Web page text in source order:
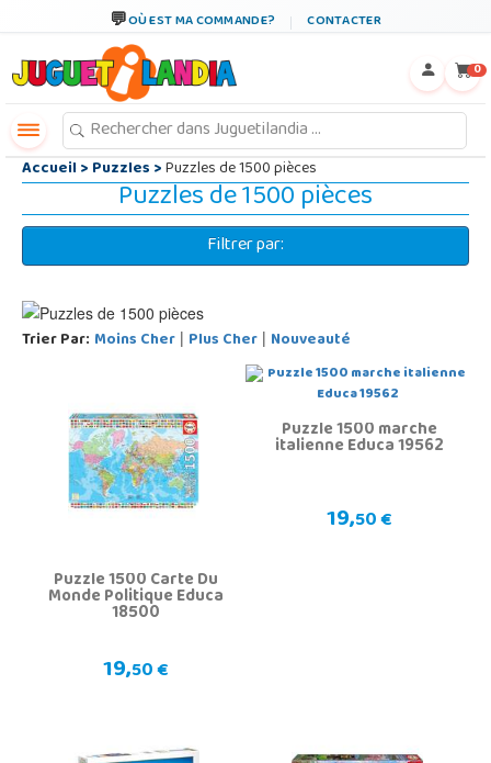
OÙ EST MA COMMANDE? CONTACTER
0
Accueil>Puzzles>Puzzles de 1500 pièces
Puzzles de 1500 pièces
Filtrer par:
Trier Par: Moins Cher | Plus Cher | Nouveauté
Puzzle 1500 Carte Du
Monde Politique Educa
18500
19,50 €
Puzzle 1500 marche
italienne Educa 19562
19,50 €